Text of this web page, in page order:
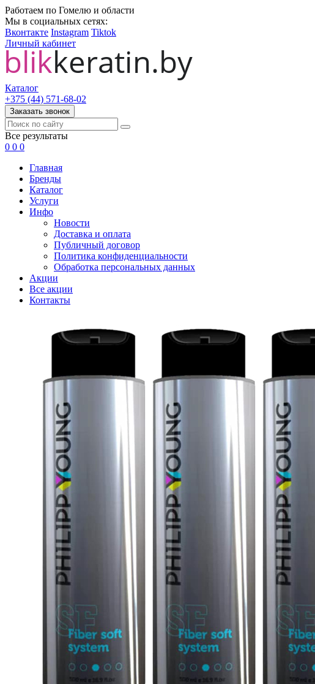
Работаем по Гомелю и области
Мы в социальных сетях:
Вконтакте Instagram Tiktok
Личный кабинет
Каталог
+375 (44) 571-68-02
Заказать звонок
Все результаты
0 0 0
Главная
Бренды
Каталог
Услуги
Инфо
Новости
Доставка и оплата
Публичный договор
Политика конфиденциальности
Обработка персональных данных
Акции
Все акции
Контакты